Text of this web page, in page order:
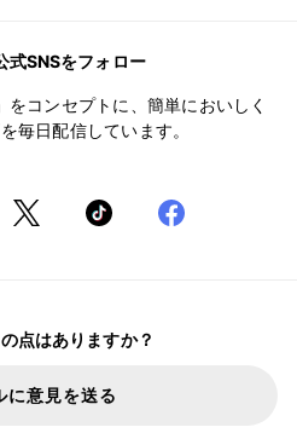
式SNSをフォロー
をコンセプトに、簡単においしく
毎日配信しています。
点はありますか？
に意見を送る